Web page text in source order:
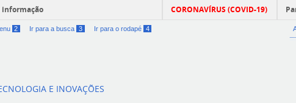
informação CORONAVÍRUS (COVID-19)
2 Ir para a busca 3 Ir para o rodapé 4
E INOVAÇÕES